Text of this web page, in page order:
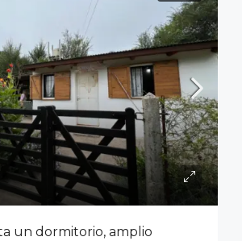
un dormitorio, amplio